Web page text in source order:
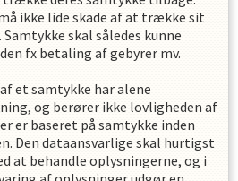
ikke lide skade af at trække sit
skal således kunne
fx betaling af gebyrer mv.
et samtykke har alene
og berører ikke lovligheden af
er baseret på samtykke inden
Den dataansvarlige skal hurtigst
at behandle oplysningerne, og i